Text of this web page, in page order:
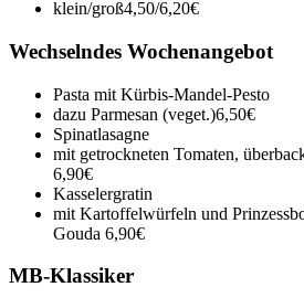
klein/groß4,50/6,20€
Wechselndes Wochenangebot
Pasta mit Kürbis-Mandel-Pesto
dazu Parmesan (veget.)6,50€
Spinatlasagne
mit getrockneten Tomaten,
6,90€
Kasselergratin
mit Kartoffelwürfeln und
Gouda 6,90€
MB-Klassiker